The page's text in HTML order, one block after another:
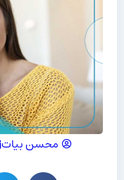
محسن بیات